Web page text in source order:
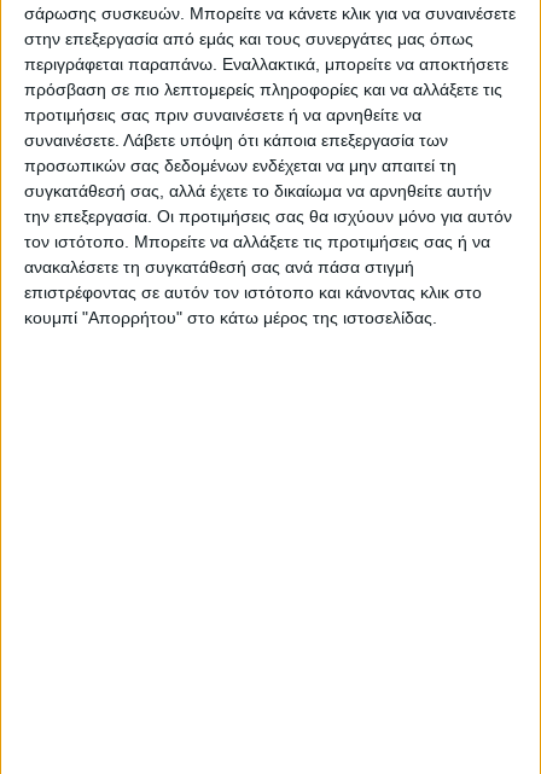
σάρωσης συσκευών. Μπορείτε να κάνετε κλικ για να συναινέσετε
στην επεξεργασία από εμάς και τους συνεργάτες μας όπως
περιγράφεται παραπάνω. Εναλλακτικά, μπορείτε να αποκτήσετε
πρόσβαση σε πιο λεπτομερείς πληροφορίες και να αλλάξετε τις
προτιμήσεις σας πριν συναινέσετε ή να αρνηθείτε να
συναινέσετε. Λάβετε υπόψη ότι κάποια επεξεργασία των
προσωπικών σας δεδομένων ενδέχεται να μην απαιτεί τη
συγκατάθεσή σας, αλλά έχετε το δικαίωμα να αρνηθείτε αυτήν
την επεξεργασία. Οι προτιμήσεις σας θα ισχύουν μόνο για αυτόν
τον ιστότοπο. Μπορείτε να αλλάξετε τις προτιμήσεις σας ή να
ανακαλέσετε τη συγκατάθεσή σας ανά πάσα στιγμή
επιστρέφοντας σε αυτόν τον ιστότοπο και κάνοντας κλικ στο
κουμπί "Απορρήτου" στο κάτω μέρος της ιστοσελίδας.
Πρόγραμμα
Αναπαραγωγής
Βίντεο
00:00